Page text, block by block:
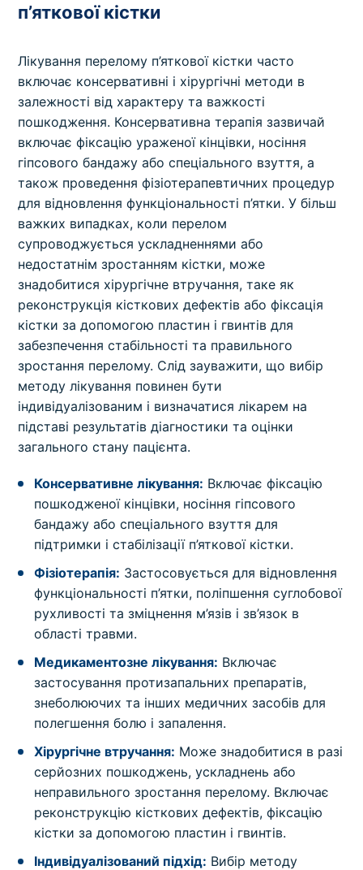
п’яткової кістки
Лікування перелому п’яткової кістки часто
включає консервативні і хірургічні методи в
залежності від характеру та важкості
пошкодження. Консервативна терапія зазвичай
включає фіксацію ураженої кінцівки, носіння
гіпсового бандажу або спеціального взуття, а
також проведення фізіотерапевтичних процедур
для відновлення функціональності п’ятки. У більш
важких випадках, коли перелом
супроводжується ускладненнями або
недостатнім зростанням кістки, може
знадобитися хірургічне втручання, таке як
реконструкція кісткових дефектів або фіксація
кістки за допомогою пластин і гвинтів для
забезпечення стабільності та правильного
зростання перелому. Слід зауважити, що вибір
методу лікування повинен бути
індивідуалізованим і визначатися лікарем на
підставі результатів діагностики та оцінки
загального стану пацієнта.
Консервативне лікування: Включає фіксацію
пошкодженої кінцівки, носіння гіпсового
бандажу або спеціального взуття для
підтримки і стабілізації п’яткової кістки.
Фізіотерапія: Застосовується для відновлення
функціональності п’ятки, поліпшення суглобової
рухливості та зміцнення м’язів і зв’язок в
області травми.
Медикаментозне лікування: Включає
застосування протизапальних препаратів,
знеболюючих та інших медичних засобів для
полегшення болю і запалення.
Хірургічне втручання: Може знадобитися в разі
серйозних пошкоджень, ускладнень або
неправильного зростання перелому. Включає
реконструкцію кісткових дефектів, фіксацію
кістки за допомогою пластин і гвинтів.
Індивідуалізований підхід: Вибір методу